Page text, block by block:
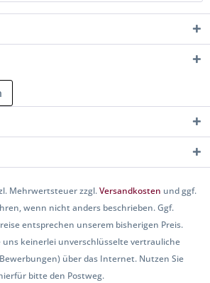
Mehrwertsteuer zzgl.Versandkosten und ggf.
wenn nicht anders beschrieben. Ggf.
entsprechen unserem bisherigen Preis.
keinerlei unverschlüsselte vertrauliche
über das Internet. Nutzen Sie
bitte den Postweg.